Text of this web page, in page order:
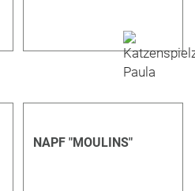
NAPF "MOULINS"